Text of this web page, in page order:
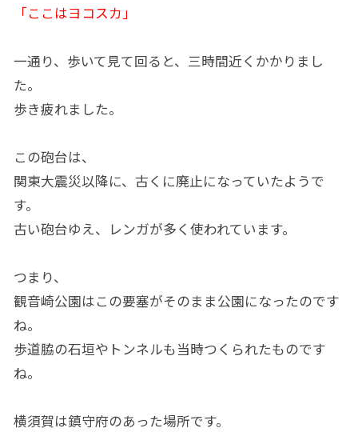
「ここはヨコスカ」
一通り、歩いて見て回ると、三時間近くかかりまし
た。
歩き疲れました。
この砲台は、
関東大震災以降に、古くに廃止になっていたようで
す。
古い砲台ゆえ、レンガが多く使われています。
つまり、
観音崎公園はこの要塞がそのまま公園になったのです
ね。
歩道脇の石垣やトンネルも当時つくられたものです
ね。
横須賀は鎮守府のあった場所です。